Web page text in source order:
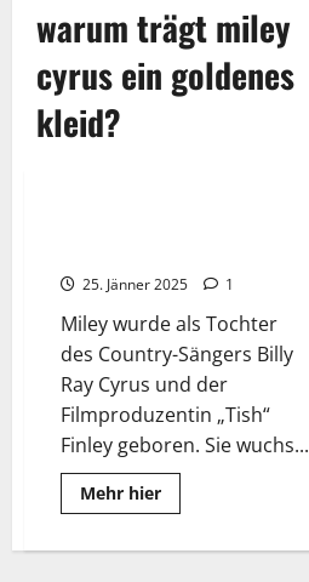
warum trägt miley
cyrus ein goldenes
kleid?
25. Jänner 2025 1
Miley wurde als Tochter
des Country-Sängers Billy
Ray Cyrus und der
Filmproduzentin „Tish“
Finley geboren. Sie wuchs...
Mehr hierRead
more
Cyrus: